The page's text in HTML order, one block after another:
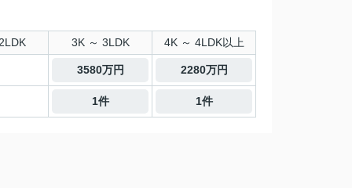
3K ～ 3LDK 4K ～ 4LDK以上
3580万円 2280万円
1件 1件